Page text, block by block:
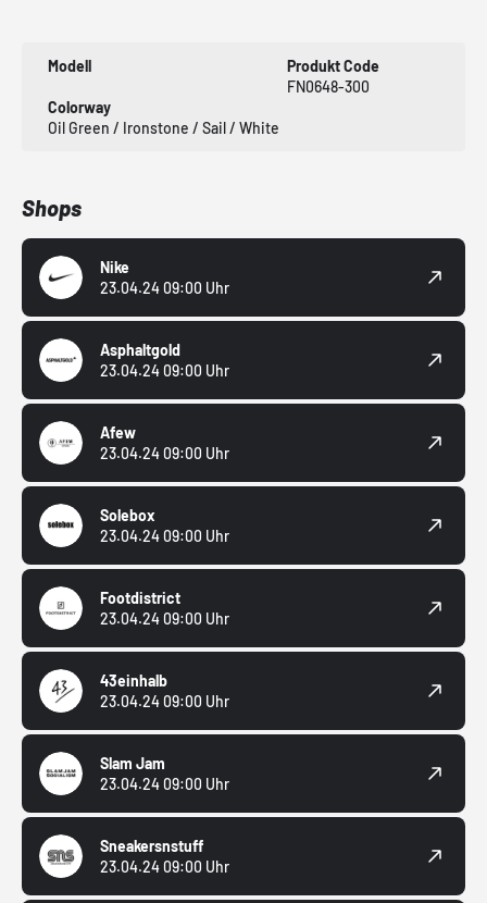
Modell
Produkt Code
FN0648-300
Colorway
Oil Green / Ironstone / Sail / White
Shops
Nike
23.04.24 09:00 Uhr
Asphaltgold
23.04.24 09:00 Uhr
Afew
23.04.24 09:00 Uhr
Solebox
23.04.24 09:00 Uhr
Footdistrict
23.04.24 09:00 Uhr
43einhalb
23.04.24 09:00 Uhr
Slam Jam
23.04.24 09:00 Uhr
Sneakersnstuff
23.04.24 09:00 Uhr